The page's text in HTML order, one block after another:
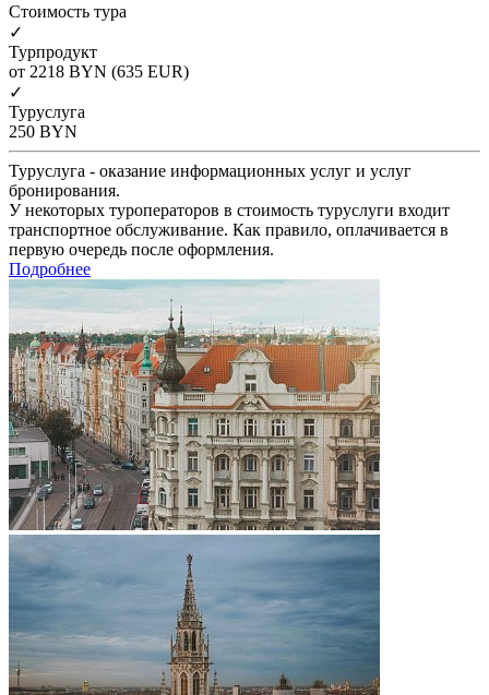
Cтоимость тура
✓
Турпродукт
от 2218 BYN (635 EUR)
✓
Туруслуга
250 BYN
Туруслуга - оказание информационных услуг и услуг
бронирования.
У некоторых туроператоров в стоимость туруслуги входит
транспортное обслуживание. Как правило, оплачивается в
первую очередь после оформления.
Подробнее